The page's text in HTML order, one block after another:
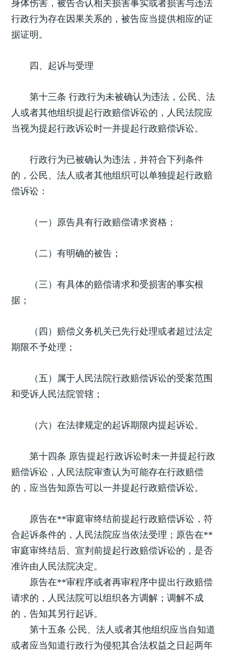
身体伤害，被告否认相关损害事实或者损害与违法
行政行为存在因果关系的，被告应当提供相应的证
据证明。
四、起诉与受理
第十三条 行政行为未被确认为违法，公民、法
人或者其他组织提起行政赔偿诉讼的，人民法院应
当视为提起行政诉讼时一并提起行政赔偿诉讼。
行政行为已被确认为违法，并符合下列条件
的，公民、法人或者其他组织可以单独提起行政赔
偿诉讼：
（一）原告具有行政赔偿请求资格；
（二）有明确的被告；
（三）有具体的赔偿请求和受损害的事实根
据；
（四）赔偿义务机关已先行处理或者超过法定
期限不予处理；
（五）属于人民法院行政赔偿诉讼的受案范围
和受诉人民法院管辖；
（六）在法律规定的起诉期限内提起诉讼。
第十四条 原告提起行政诉讼时未一并提起行政
赔偿诉讼，人民法院审查认为可能存在行政赔偿
的，应当告知原告可以一并提起行政赔偿诉讼。
原告在**审庭审终结前提起行政赔偿诉讼，符
合起诉条件的，人民法院应当依法受理；原告在**
审庭审终结后、宣判前提起行政赔偿诉讼的，是否
准许由人民法院决定。
原告在**审程序或者再审程序中提出行政赔偿
请求的，人民法院可以组织各方调解；调解不成
的，告知其另行起诉。
第十五条 公民、法人或者其他组织应当自知道
或者应当知道行政行为侵犯其合法权益之日起两年